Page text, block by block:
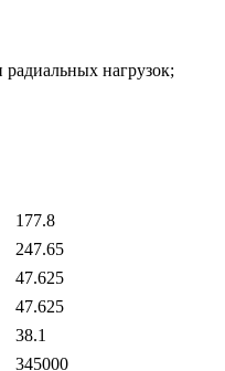
нагрузок;
177.8
247.65
47.625
47.625
38.1
345000